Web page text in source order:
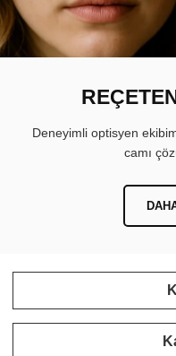
Deneyimli optisyen
camı